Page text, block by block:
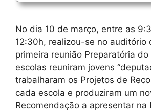
No dia 10 de março, entre as
12:30h, realizou-se no auditório
primeira reunião Preparatória do
escolas reuniram jovens
trabalharam os Projetos de
cada escola e produziram um
Recomendação a apresentar na